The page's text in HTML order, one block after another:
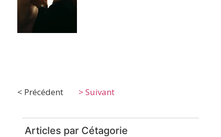
< Précédent > Suivant
Articles par Cétagorie